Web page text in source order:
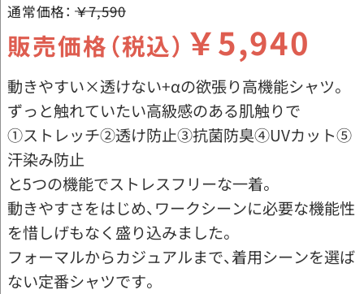
通常価格： ￥7,590
販売価格（税込） ￥5,940
動きやすい×透けない+αの欲張り高機能シャツ。
ずっと触れていたい高級感のある肌触りで
①ストレッチ②透け防止③抗菌防臭④UVカット⑤
汗染み防止
と5つの機能でストレスフリーな一着。
動きやすさをはじめ、ワークシーンに必要な機能性
を惜しげもなく盛り込みました。
フォーマルからカジュアルまで、着用シーンを選ば
ない定番シャツです。